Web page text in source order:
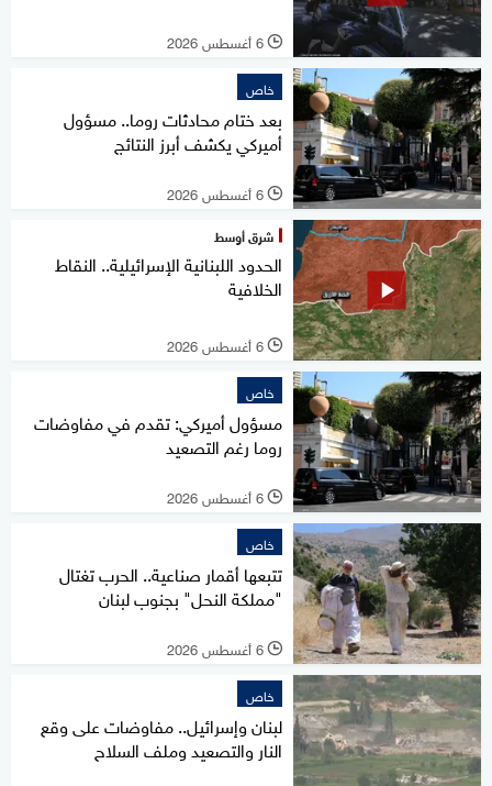
l 6 أغسطس 2026
خاص
بعد ختام محادثات روما.. مسؤول
أميركي يكشف أبرز النتائج
l 6 أغسطس 2026
شرق أوسط
الحدود اللبنانية الإسرائيلية.. النقاط
الخلافية
l 6 أغسطس 2026
خاص
مسؤول أميركي: تقدم في مفاوضات
روما رغم التصعيد
l 6 أغسطس 2026
خاص
تتبعها أقمار صناعية.. الحرب تغتال
"مملكة النحل" بجنوب لبنان
l 6 أغسطس 2026
خاص
لبنان وإسرائيل.. مفاوضات على وقع
النار والتصعيد وملف السلاح